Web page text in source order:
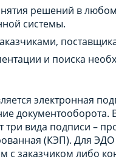
решений в
системы.
и поиска
электронная
документооборота.
три вида подписи –
(КЭП). Для ЭДО
с заказчиком либо